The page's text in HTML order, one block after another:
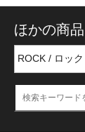
ほかの商